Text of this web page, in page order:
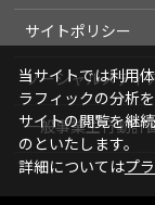
サイトポリシー
ソーシャルメディ
一般事業主行動計
当サイトでは利用
ラフィックの分析
サイトの閲覧を継
のといたします。
詳細についてはプ